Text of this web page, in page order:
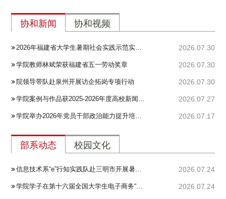
协和新闻 协和视频
2026年福建省大学生暑期社会实践示范实践队（湖北站）赴鄂开展沉浸式研学 2026.07.30
学院教师林斌荣获福建省五一劳动奖章 2026.07.30
院领导带队赴泉州开展访企拓岗专项行动 2026.07.30
学院案例与作品获2025-2026年度高校新闻扶持计划案例收录 2026.07.27
学院举办2026年党员干部政治能力提升培训班 2026.07.17
部系动态 校园文化
信息技术系“e”行知实践队赴三明市开展暑期社会实践活动 2026.07.24
学院学子在第十六届全国大学生电子商务“三创赛”省级选拔赛中获佳绩 2026.07.24